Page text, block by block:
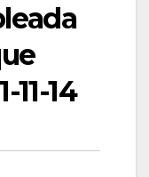
11-14